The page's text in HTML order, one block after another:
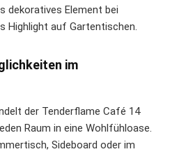
dekoratives Element bei
Highlight auf Gartentischen.
im
der Tenderflame Café 14
Raum in eine Wohlfühloase.
Sideboard oder im